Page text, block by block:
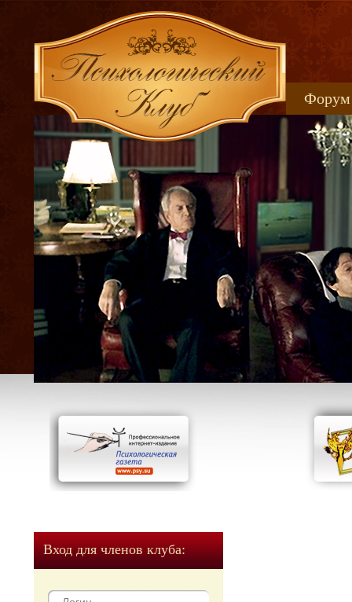
Форум
Вход для членов клуба: